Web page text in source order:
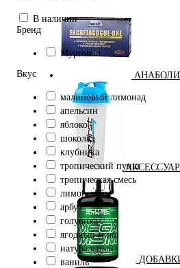
В наличии
Бренд
Myprotein
Вкус
малиновый лимонад
апельсин
яблоко
шоколад
клубника
тропический пунш
тропическая смесь
лимон-лайм
арбуз
голубика
ягодный микс
натуральный
ваниль